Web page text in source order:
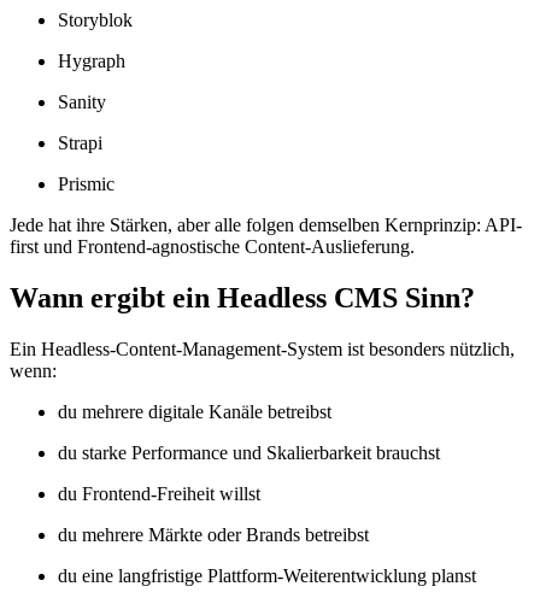
Storyblok
Hygraph
Sanity
Strapi
Prismic
Jede hat ihre Stärken, aber alle folgen demselben Kernprinzip: API-
first und Frontend-agnostische Content-Auslieferung.
Wann ergibt ein Headless CMS Sinn?
Ein Headless-Content-Management-System ist besonders nützlich,
wenn:
du mehrere digitale Kanäle betreibst
du starke Performance und Skalierbarkeit brauchst
du Frontend-Freiheit willst
du mehrere Märkte oder Brands betreibst
du eine langfristige Plattform-Weiterentwicklung planst